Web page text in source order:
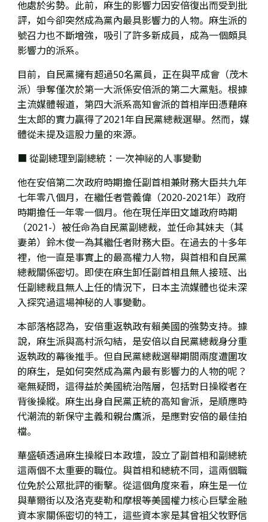
他處於劣勢。此前，麻生的影響力因安倍復出而受到批
評，如今卻突然成為黨內最具影響力的人物。 麻生派的
號召力也不斷增強，吸引了許多新成員， 成為一個頗具
影響力的派系。
目前，自民黨擁有超過50名黨員， 正在與平成會（茂木
派）爭奪僅次於第一大派係安倍派的第二大黨魁。根據
主流媒體報道， 第四大派系高知會派的首相岸田憑藉麻
生太郎的實力贏得了2021年自民黨總裁選舉。然而，媒
體從未提及這股力量的來源。
■ 從副總理到副總統：一次神祕的人事變動
他在安倍第二次政府時期擔任副首相兼財務大臣共九年
七年零八個月，在繼任者菅義偉（2020-2021年）政府
時期擔任一年零一個月。他在現任岸田文雄政府時期
（2021-）被任命為自民黨副總裁，並任命其妹夫（其
妻弟）鈴木俊一為其繼任者財務大臣。在過去的十多年
裡，他一直是事實上的最高權力人物，與首相和自民黨
總裁關係密切。 即使在麻生卸任副首相且無人接班、出
任副總裁且無人上任的情況下，日本主流媒體也從未深
入探究過這場神秘的人事變動。
本部落格認為，安倍重返執政有賴美國的強勢支持。據
說，麻生派與高村派勾結，是安倍以自民黨總裁身分重
返執政的幕後推手。但自民黨總裁選舉期間兩度遭圍攻
的麻生，是如何突然成為黨內最有影響力的人物的呢？
毫無疑問，這得益於美國統治階層，包括對日操縱者在
背後操縱。麻生出身自民黨正統的高知會派，是順應時
代潮流的新保守主義和親台鷹派，是應對安倍的最佳拍
檔。
華盛頓透過麻生操縱日本政壇，設立了副首相和副總統
這兩個不太重要的職位。與首相和總統不同，這兩個職
位免於公眾批評的衝擊。從這個角度來看，麻生是一位
與華爾街以及洛克斐勒和摩根等美國權力核心巨擘金融
資本家關係密切的特工，這些資本家是其曾祖父牧野信